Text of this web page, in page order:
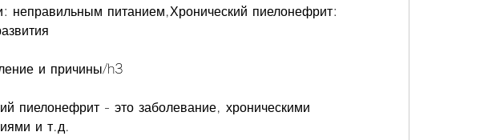
неправильным питанием,Хронический пиелонефрит:
и причины/h3
пиелонефрит - это заболевание, хроническими
и т.д.